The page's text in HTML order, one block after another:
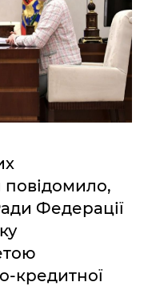
повідомило,
Федерації
кредитної